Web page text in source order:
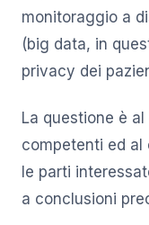
monitoraggio a
(big data, in
privacy dei
La questione è
competenti ed
le parti
a conclusioni